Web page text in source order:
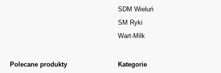
Kategorie
Polecane produkty
SDM Wieluń
SM Ryki
Wart-Milk